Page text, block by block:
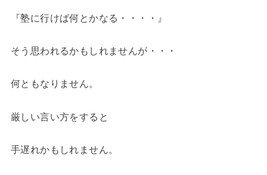
『塾に行けば何とかなる・・・・』
そう思われるかもしれませんが・・・
何ともなりません。
厳しい言い方をすると
手遅れかもしれません。